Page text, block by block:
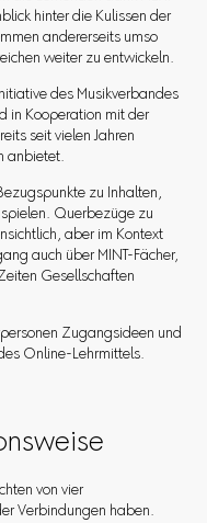
hinter die Kulissen der
andererseits umso
weiter zu entwickeln.
des Musikverbandes
in Kooperation mit der
seit vielen Jahren
anbietet.
zu Inhalten,
Querbezüge zu
aber im Kontext
auch über MINT-Fächer,
Gesellschaften
Zugangsideen und
Online-Lehrmittels.
von vier
Verbindungen haben.